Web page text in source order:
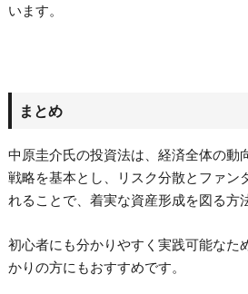
います。
まとめ
中原圭介氏の投資法は、経済全体の動
戦略を基本とし、リスク分散とファン
れることで、着実な資産形成を図る方
初心者にも分かりやすく実践可能なた
かりの方にもおすすめです。